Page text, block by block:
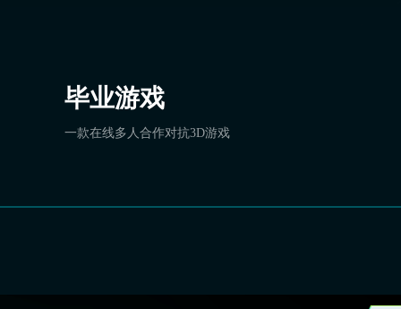
毕业游戏
一款在线多人合作对抗3D游戏